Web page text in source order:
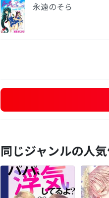
永遠のそら
同じジャンルの人